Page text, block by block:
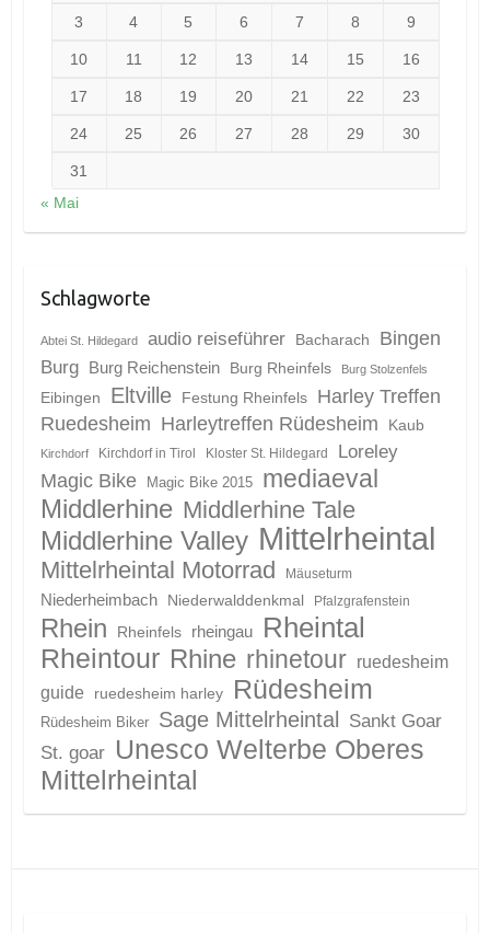
3 4 5 6 7 8 9
10 11 12 13 14 15 16
17 18 19 20 21 22 23
24 25 26 27 28 29 30
31
« Mai
Schlagworte
Abtei St. Hildegard audio reiseführer Bacharach
Bingen
Burg
Burg Reichenstein Burg Rheinfels Burg Stolzenfels
Eibingen Eltville Festung Rheinfels
Harley Treffen
Ruedesheim Harleytreffen Rüdesheim Kaub
Kirchdorf Kirchdorf in Tirol Kloster St. Hildegard Loreley
Magic Bike Magic Bike 2015 mediaeval
Middlerhine Middlerhine Tale
Middlerhine Valley Mittelrheintal
Mittelrheintal Motorrad Mäuseturm
Niederheimbach Niederwalddenkmal Pfalzgrafenstein
Rhein Rheinfels rheingau
Rheintal
Rheintour Rhine rhinetour ruedesheim
guide
ruedesheim harley Rüdesheim
Rüdesheim Biker Sage Mittelrheintal Sankt Goar
St. goar Unesco Welterbe Oberes
Mittelrheintal